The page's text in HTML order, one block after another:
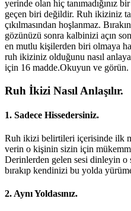
yerinde olan hiç tanımadığınız
geçen biri değildir. Ruh ikiziniz
çıkılmasından hoşlanmaz.
gözünüzü sonra kalbinizi açın
en mutlu kişilerden biri olmaya
ruh ikiziniz olduğunu nasıl
için 16 madde.Okuyun ve görün.
Ruh İkizi Nasıl Anlaşılır.
1. Sadece Hissedersiniz.
Ruh ikizi belirtileri içerisinde ilk
verin o kişinin sizin için
Derinlerden gelen sesi dinleyin
bırakıp kendinizi bu yolda
2. Aynı Yoldasınız.